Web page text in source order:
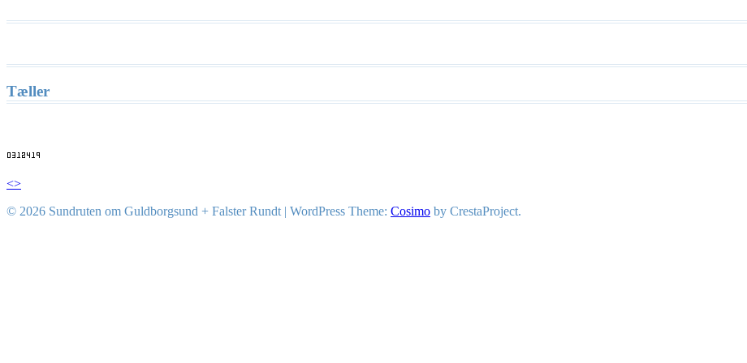
Tæller
<>
© 2026 Sundruten om Guldborgsund + Falster Rundt | WordPress Theme: Cosimo by CrestaProject.